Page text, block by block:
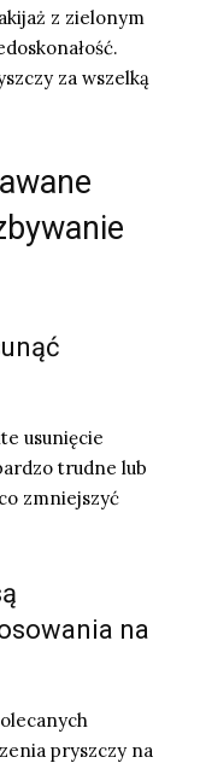
z zielonym
za wszelką
usunięcie
trudne lub
zmniejszyć
na
pryszczy na